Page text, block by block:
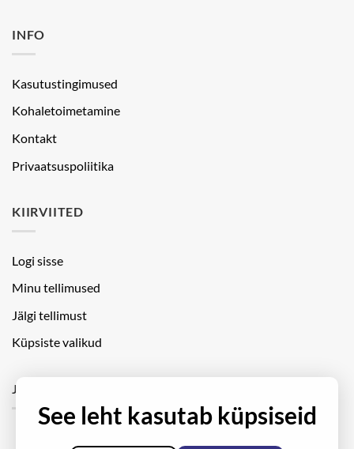
INFO
Kasutustingimused
Kohaletoimetamine
Kontakt
Privaatsuspoliitika
KIIRVIITED
Logi sisse
Minu tellimused
Jälgi tellimust
Küpsiste valikud
JÄLGI MEID
See leht kasutab küpsiseid